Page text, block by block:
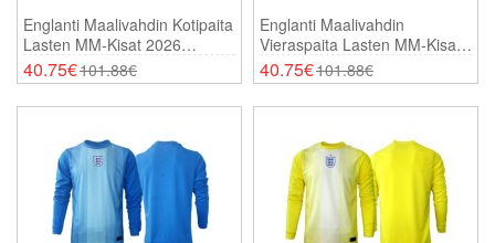
Englanti Maalivahdin Kotipaita
Lasten MM-Kisat 2026
Lyhythihainen (+ Shortsit)
40.75€101.88€
Englanti Maalivahdin
Vieraspaita Lasten MM-Kisat
2026 Lyhythihainen (+
Shortsit)
40.75€101.88€